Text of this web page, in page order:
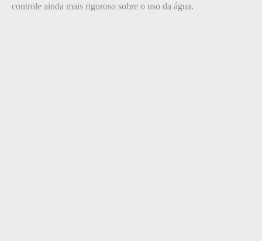
controle ainda mais rigoroso sobre o uso da água.